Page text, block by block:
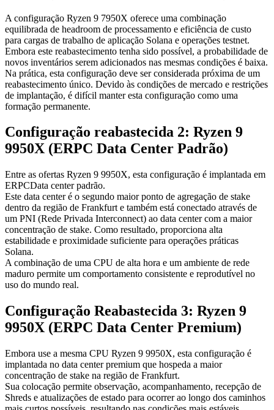
A configuração Ryzen 9 7950X oferece uma combinação
equilibrada de headroom de processamento e eficiência de custo
para cargas de trabalho de aplicação Solana e operações testnet.
Embora este reabastecimento tenha sido possível, a probabilidade de
novos inventários serem adicionados nas mesmas condições é baixa.
Na prática, esta configuração deve ser considerada próxima de um
reabastecimento único. Devido às condições de mercado e restrições
de implantação, é difícil manter esta configuração como uma
formação permanente.
Configuração reabastecida 2: Ryzen 9
9950X (ERPC Data Center Padrão)
Entre as ofertas Ryzen 9 9950X, esta configuração é implantada em
ERPCData center padrão.
Este data center é o segundo maior ponto de agregação de stake
dentro da região de Frankfurt e também está conectado através de
um PNI (Rede Privada Interconnect) ao data center com a maior
concentração de stake. Como resultado, proporciona alta
estabilidade e proximidade suficiente para operações práticas
Solana.
A combinação de uma CPU de alta hora e um ambiente de rede
maduro permite um comportamento consistente e reprodutível no
uso do mundo real.
Configuração Reabastecida 3: Ryzen 9
9950X (ERPC Data Center Premium)
Embora use a mesma CPU Ryzen 9 9950X, esta configuração é
implantada no data center premium que hospeda a maior
concentração de stake na região de Frankfurt.
Sua colocação permite observação, acompanhamento, recepção de
Shreds e atualizações de estado para ocorrer ao longo dos caminhos